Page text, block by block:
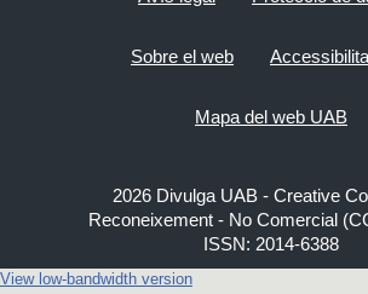
Sobre el web
Mapa del web UAB
2026 Divulga UAB - Creative
Reconeixement - No Comercial
ISSN: 2014-6388
View low-bandwidth version